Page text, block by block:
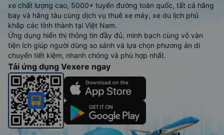
xe chất lượng cao, 5000+ tuyến đường toàn quốc, tất cả hãng
bay và hãng tàu cùng dịch vụ thuê xe máy, xe du lịch phủ
khắp các tỉnh thành tại Việt Nam.
Ứng dụng hiển thị thông tin đầy đủ, minh bạch cùng vô vàn
tiện ích giúp người dùng so sánh và lựa chọn phương án di
chuyển tiết kiệm, nhanh chóng và phù hợp nhất.
Tải ứng dụng Vexere ngay